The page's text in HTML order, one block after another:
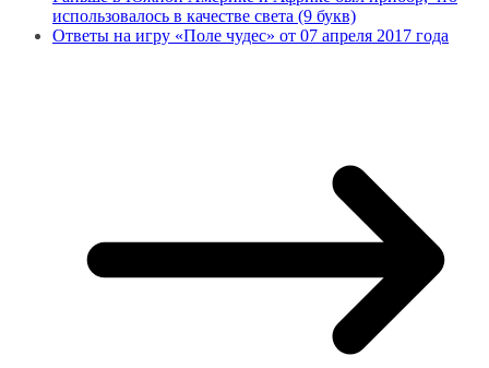
использовалось в качестве света (9 букв)
Ответы на игру «Поле чудес» от 07 апреля 2017 года